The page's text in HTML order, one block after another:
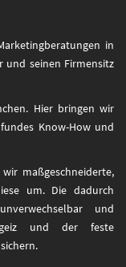
in
und seinen Firmensitz
Hier bringen wir
Know-How und
maßgeschneiderte,
um. Die dadurch
und
und der feste